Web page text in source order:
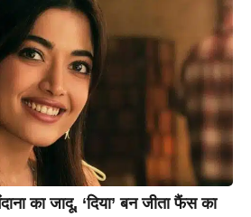
का जादू, ‘दिया’ बन जीता फैंस का